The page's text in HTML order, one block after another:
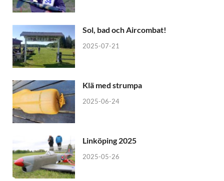
Sol, bad och Aircombat!
2025-07-21
Klä med strumpa
2025-06-24
Linköping 2025
2025-05-26